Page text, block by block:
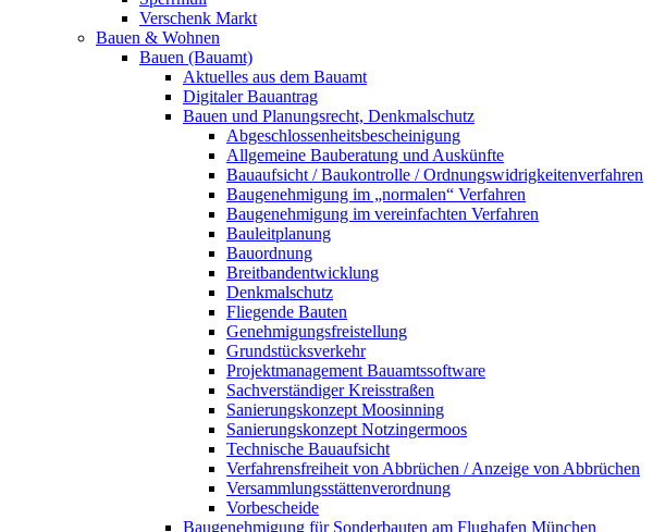
Verschenk Markt
Bauen & Wohnen
Bauen (Bauamt)
Aktuelles aus dem Bauamt
Digitaler Bauantrag
Bauen und Planungsrecht, Denkmalschutz
Abgeschlossenheitsbescheinigung
Allgemeine Bauberatung und Auskünfte
Bauaufsicht / Baukontrolle / Ordnungswidrigkeitenverfahren
Baugenehmigung im „normalen“ Verfahren
Baugenehmigung im vereinfachten Verfahren
Bauleitplanung
Bauordnung
Breitbandentwicklung
Denkmalschutz
Fliegende Bauten
Genehmigungsfreistellung
Grundstücksverkehr
Projektmanagement Bauamtssoftware
Sachverständiger Kreisstraßen
Sanierungskonzept Moosinning
Sanierungskonzept Notzingermoos
Technische Bauaufsicht
Verfahrensfreiheit von Abbrüchen / Anzeige von Abbrüchen
Versammlungsstättenverordnung
Vorbescheide
Baugenehmigung für Sonderbauten am Flughafen München